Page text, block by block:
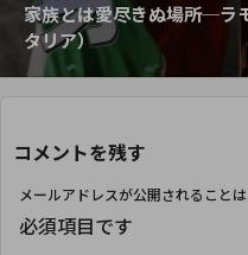
家族とは愛尽きぬ場所─ラ
タリア）
コメントを残す
メールアドレスが公開されることは
必須項目です